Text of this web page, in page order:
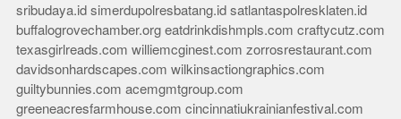
sribudaya.id simerdupolresbatang.id satlantaspolresklaten.id
buffalogrovechamber.org eatdrinkdishmpls.com craftycutz.com
texasgirlreads.com williemcginest.com zorrosrestaurant.com
davidsonhardscapes.com wilkinsactiongraphics.com
guiltybunnies.com acemgmtgroup.com
greeneacresfarmhouse.com cincinnatiukrainianfestival.com